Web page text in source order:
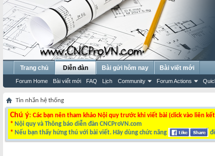
Trang chủ Diễn đàn
Forum Home Bài viết mới FAQ Lịch Community Forum Actions
Bài gửi hôm nay Bài viết mới
Tin nhắn hệ thống
Chú ý: Các bạn nên tham khảo Nội quy trước khi viết bài (click vào liên
* Nội quy và Thông báo diễn đàn CNCProVN.com
* Nếu bạn thấy hứng thú với bài viết. Hãy dùng chức năng